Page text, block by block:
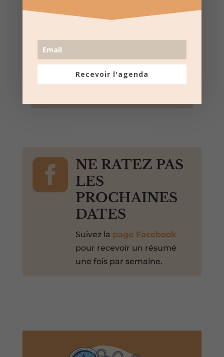
23 Juil 2022
Ville de Mus
Mus, Gard, 30121, France,
+ Google Map

NE RATEZ PAS
LES
PROCHAINES
DATES
Suivez la page Facebook
pour recevoir un résumé
une fois par semaine.
Recevoir l'agenda